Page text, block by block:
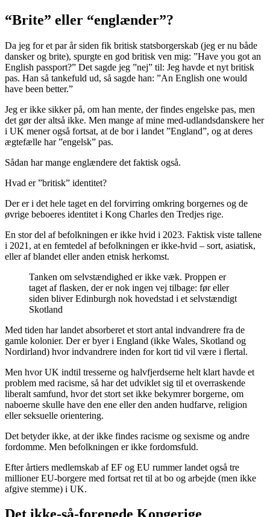
“Brite” eller “englænder”?
Da jeg for et par år siden fik britisk statsborgerskab (jeg er nu både
dansker og brite), spurgte en god britisk ven mig: ”Have you got an
English passport?” Det sagde jeg ”nej” til: Jeg havde et nyt britisk
pas. Han så tankefuld ud, så sagde han: ”An English one would
have been better.”
Jeg er ikke sikker på, om han mente, der findes engelske pas, men
det gør der altså ikke. Men mange af mine med-udlandsdanskere her
i UK mener også fortsat, at de bor i landet ”England”, og at deres
ægtefælle har ”engelsk” pas.
Sådan har mange englændere det faktisk også.
Hvad er ”britisk” identitet?
Der er i det hele taget en del forvirring omkring borgernes og de
øvrige beboeres identitet i Kong Charles den Tredjes rige.
En stor del af befolkningen er ikke hvid i 2023. Faktisk viste tallene
i 2021, at en femtedel af befolkningen er ikke-hvid – sort, asiatisk,
eller af blandet eller anden etnisk herkomst.
Tanken om selvstændighed er ikke væk. Proppen er
taget af flasken, der er nok ingen vej tilbage: før eller
siden bliver Edinburgh nok hovedstad i et selvstændigt
Skotland
Med tiden har landet absorberet et stort antal indvandrere fra de
gamle kolonier. Der er byer i England (ikke Wales, Skotland og
Nordirland) hvor indvandrere inden for kort tid vil være i flertal.
Men hvor UK indtil tresserne og halvfjerdserne helt klart havde et
problem med racisme, så har det udviklet sig til et overraskende
liberalt samfund, hvor det stort set ikke bekymrer borgerne, om
naboerne skulle have den ene eller den anden hudfarve, religion
eller seksuelle orientering.
Det betyder ikke, at der ikke findes racisme og sexisme og andre
fordomme. Men befolkningen er ikke fordomsfuld.
Efter årtiers medlemskab af EF og EU rummer landet også tre
millioner EU-borgere med fortsat ret til at bo og arbejde (men ikke
afgive stemme) i UK.